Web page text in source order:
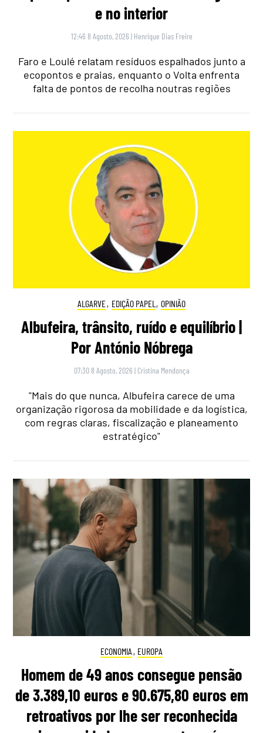
e no interior
12:46 8 Agosto, 2026 | Henrique Dias Freire
Faro e Loulé relatam resíduos espalhados junto a
ecopontos e praias, enquanto o Volta enfrenta
falta de pontos de recolha noutras regiões
ALGARVE, EDIÇÃO PAPEL , OPINIÃO
Albufeira, trânsito, ruído e equilíbrio |
Por António Nóbrega
07:30 8 Agosto, 2026 | Cristina Mendonça
"Mais do que nunca, Albufeira carece de uma
organização rigorosa da mobilidade e da logística,
com regras claras, fiscalização e planeamento
estratégico"
ECONOMIA , EUROPA
Homem de 49 anos consegue pensão
de 3.389,10 euros e 90.675,80 euros em
retroativos por lhe ser reconhecida